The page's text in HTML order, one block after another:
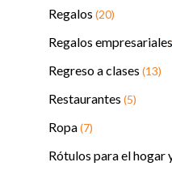
Regalos (20)
Regalos empresariales
Regreso a clases (13)
Restaurantes (5)
Ropa(7)
Rótulos para el hogar